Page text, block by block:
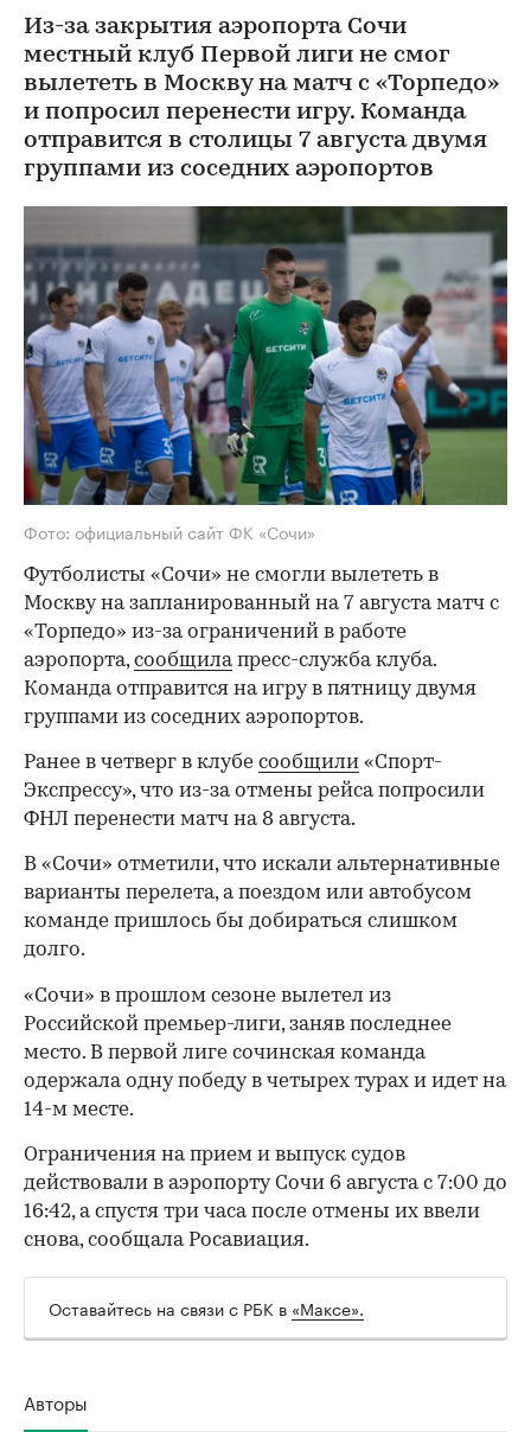
Из-за закрытия аэропорта Сочи
местный клуб Первой лиги не смог
вылететь в Москву на матч с «Торпедо»
и попросил перенести игру. Команда
отправится в столицы 7 августа двумя
группами из соседних аэропортов
Фото: официальный сайт ФК «Сочи»
Футболисты «Сочи» не смогли вылететь в
Москву на запланированный на 7 августа матч с
«Торпедо» из-за ограничений в работе
аэропорта,сообщилапресс-служба клуба.
Команда отправится на игру в пятницу двумя
группами из соседних аэропортов.
Ранее в четверг в клубе сообщили «Спорт-
Экспрессу», что из-за отмены рейса попросили
ФНЛ перенести матч на 8 августа.
В «Сочи» отметили, что искали альтернативные
варианты перелета, а поездом или автобусом
команде пришлось бы добираться слишком
долго.
00:00
«Сочи» в прошлом сезоне вылетел из
Российской премьер-лиги, заняв последнее
место. В первой лиге сочинская команда
одержала одну победу в четырех турах и идет на
14-м месте.
Ограничения на прием и выпуск судов
действовали в аэропорту Сочи 6 августа с 7:00 до
16:42, а спустя три часа после отмены их ввели
снова, сообщала Росавиация.
Оставайтесь на связи с РБК в «Максе».
Авторы